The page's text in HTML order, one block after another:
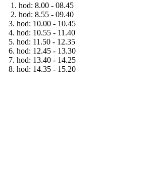
1. hod: 8.00 - 08.45
2. hod: 8.55 - 09.40
3. hod: 10.00 - 10.45
4. hod: 10.55 - 11.40
5. hod: 11.50 - 12.35
6. hod: 12.45 - 13.30
7. hod: 13.40 - 14.25
8. hod: 14.35 - 15.20